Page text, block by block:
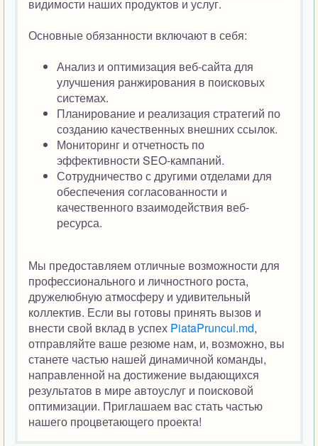
видимости наших продуктов и услуг.
Основные обязанности включают в себя:
Анализ и оптимизация веб-сайта для
улучшения ранжирования в поисковых
системах.
Планирование и реализация стратегий по
созданию качественных внешних ссылок.
Мониторинг и отчетность по
эффективности SEO-кампаний.
Сотрудничество с другими отделами для
обеспечения согласованности и
качественного взаимодействия веб-
ресурса.
Мы предоставляем отличные возможности для
профессионального и личностного роста,
дружелюбную атмосферу и удивительный
коллектив. Если вы готовы принять вызов и
внести свой вклад в успех PiataPruncul.md,
отправляйте ваше резюме нам, и, возможно, вы
станете частью нашей динамичной команды,
направленной на достижение выдающихся
результатов в мире автоуслуг и поисковой
оптимизации. Приглашаем вас стать частью
нашего процветающего проекта!